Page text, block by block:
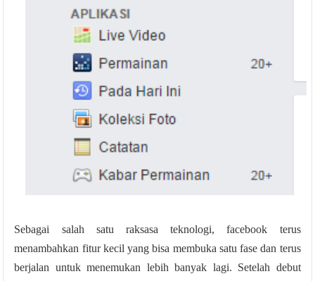
Sebagai salah satu raksasa teknologi, facebook terus
menambahkan fitur kecil yang bisa membuka satu fase dan terus
berjalan untuk menemukan lebih banyak lagi. Setelah debut